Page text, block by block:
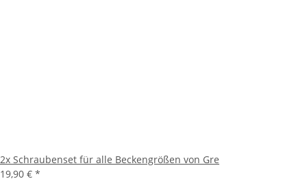
2x Schraubenset für alle Beckengrößen von Gre
19,90 € *